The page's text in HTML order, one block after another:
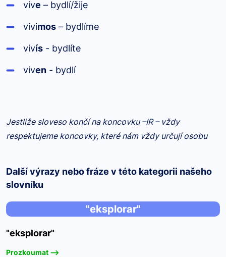
vive – bydlí/žije
vivimos – bydlíme
vivís - bydlíte
viven - bydlí
Jestliže sloveso končí na koncovku –IR – vždy
respektujeme koncovky, které nám vždy určují osobu
Další výrazy nebo fráze v této kategorii našeho
slovníku
"eksplorar"
"eksplorar"
Prozkoumat -->